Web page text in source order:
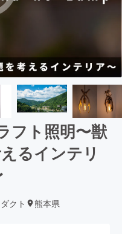
フト照明〜獣
るインテリ
クト 熊本県